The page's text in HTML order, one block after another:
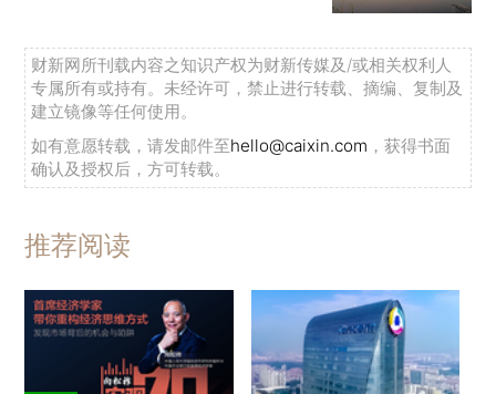
财新网所刊载内容之知识产权为财新传媒及/或相关权利人
专属所有或持有。未经许可，禁止进行转载、摘编、复制及
建立镜像等任何使用。
如有意愿转载，请发邮件至hello@caixin.com ，获得书面
确认及授权后，方可转载。
推荐阅读